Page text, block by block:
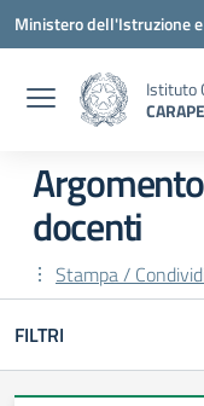
Vai ai contenuti
Vai al menu di navigazione
Vai al footer
Ministero dell'Istruzione
Istituto
docenti
Stampa /
FILTRI